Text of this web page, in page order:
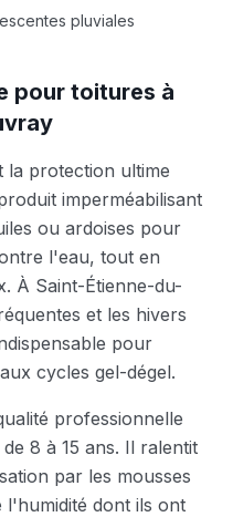
pluviales
pour toitures à
la protection ultime
imperméabilisant
ou ardoises pour
l'eau, tout en
À Saint-Étienne-du-
et les hivers
pour
cycles gel-dégel.
professionnelle
8 à 15 ans. Il ralentit
par les mousses
l'humidité dont ils ont